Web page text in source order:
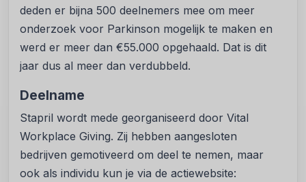
deden er bijna 500 deelnemers mee om meer
onderzoek voor Parkinson mogelijk te maken en
werd er meer dan €55.000 opgehaald. Dat is dit
jaar dus al meer dan verdubbeld.
Deelname
Stapril wordt mede georganiseerd door Vital
Workplace Giving. Zij hebben aangesloten
bedrijven gemotiveerd om deel te nemen, maar
ook als individu kun je via de actiewebsite: